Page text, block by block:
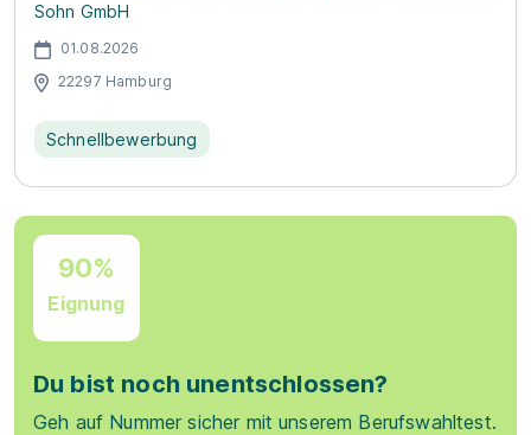
Sohn GmbH
01.08.2026
22297 Hamburg
Schnellbewerbung
90%
Eignung
Du bist noch unentschlossen?
Geh auf Nummer sicher mit unserem Berufswahltest.